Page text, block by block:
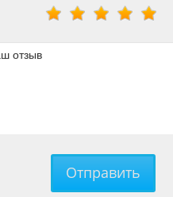
Отправить